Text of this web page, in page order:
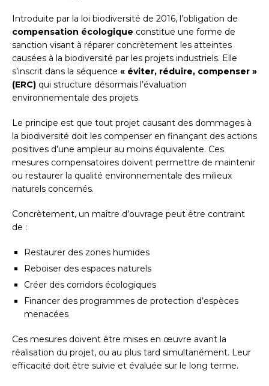
Introduite par la loi biodiversité de 2016, l’obligation de
compensation écologique constitue une forme de
sanction visant à réparer concrètement les atteintes
causées à la biodiversité par les projets industriels. Elle
s’inscrit dans la séquence « éviter, réduire, compenser »
(ERC) qui structure désormais l’évaluation
environnementale des projets.
Le principe est que tout projet causant des dommages à
la biodiversité doit les compenser en finançant des actions
positives d’une ampleur au moins équivalente. Ces
mesures compensatoires doivent permettre de maintenir
ou restaurer la qualité environnementale des milieux
naturels concernés.
Concrètement, un maître d’ouvrage peut être contraint
de :
Restaurer des zones humides
Reboiser des espaces naturels
Créer des corridors écologiques
Financer des programmes de protection d’espèces
menacées
Ces mesures doivent être mises en œuvre avant la
réalisation du projet, ou au plus tard simultanément. Leur
efficacité doit être suivie et évaluée sur le long terme.